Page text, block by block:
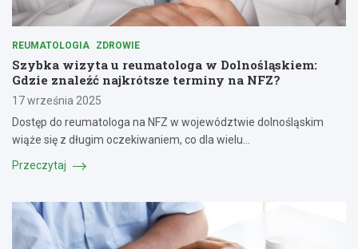
REUMATOLOGIA ZDROWIE
Szybka wizyta u reumatologa w Dolnośląskiem:
Gdzie znaleźć najkrótsze terminy na NFZ?
17 września 2025
Dostęp do reumatologa na NFZ w województwie dolnośląskim
wiąże się z długim oczekiwaniem, co dla wielu…
Przeczytaj